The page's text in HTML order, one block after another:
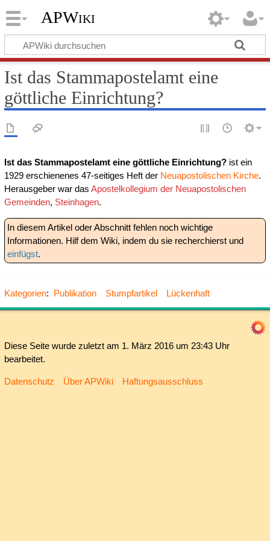
APWiki
Ist das Stammapostelamt eine
göttliche Einrichtung?
Ist das Stammapostelamt eine göttliche Einrichtung?ist ein
1929 erschienenes 47-seitiges Heft der Neuapostolischen Kirche.
Herausgeber war das Apostelkollegium der Neuapostolischen
Gemeinden, Steinhagen.
In diesem Artikel oder Abschnitt fehlen noch wichtige
Informationen. Hilf dem Wiki, indem du sie recherchierst und
einfügst.
Kategorien: Publikation Stumpfartikel Lückenhaft
Diese Seite wurde zuletzt am 1. März 2016 um 23:43 Uhr
bearbeitet.
Datenschutz Über APWiki Haftungsausschluss